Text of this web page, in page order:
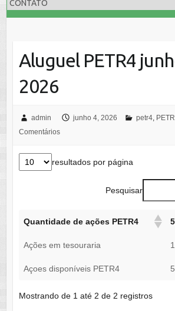
Aluguel PETR4
2026
admin junho 4, 2026 petr4,
Comentários
resultados por página
Pesquisar
Quantidade de ações PETR4
Ações em tesouraria
Açoes disponíveis PETR4
Mostrando de 1 até 2 de 2 registros